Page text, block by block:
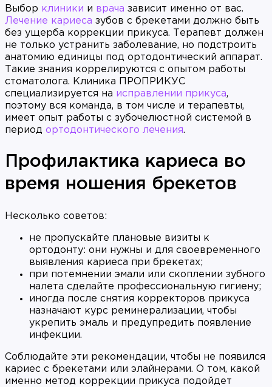
Выбор клиники и врача зависит именно от вас.
Лечение кариеса зубов с брекетами должно быть
без ущерба коррекции прикуса. Терапевт должен
не только устранить заболевание, но подстроить
анатомию единицы под ортодонтический аппарат.
Такие знания коррелируются с опытом работы
стоматолога. Клиника ПРОПРИКУС
специализируется на исправлении прикуса,
поэтому вся команда, в том числе и терапевты,
имеет опыт работы с зубочелюстной системой в
период ортодонтического лечения.
Профилактика кариеса во
время ношения брекетов
Несколько советов:
не пропускайте плановые визиты к
ортодонту: они нужны и для своевременного
выявления кариеса при брекетах;
при потемнении эмали или скоплении зубного
налета сделайте профессиональную гигиену;
иногда после снятия корректоров прикуса
назначают курс реминерализации, чтобы
укрепить эмаль и предупредить появление
инфекции.
Соблюдайте эти рекомендации, чтобы не появился
кариес с брекетами или элайнерами. О том, какой
именно метод коррекции прикуса подойдет